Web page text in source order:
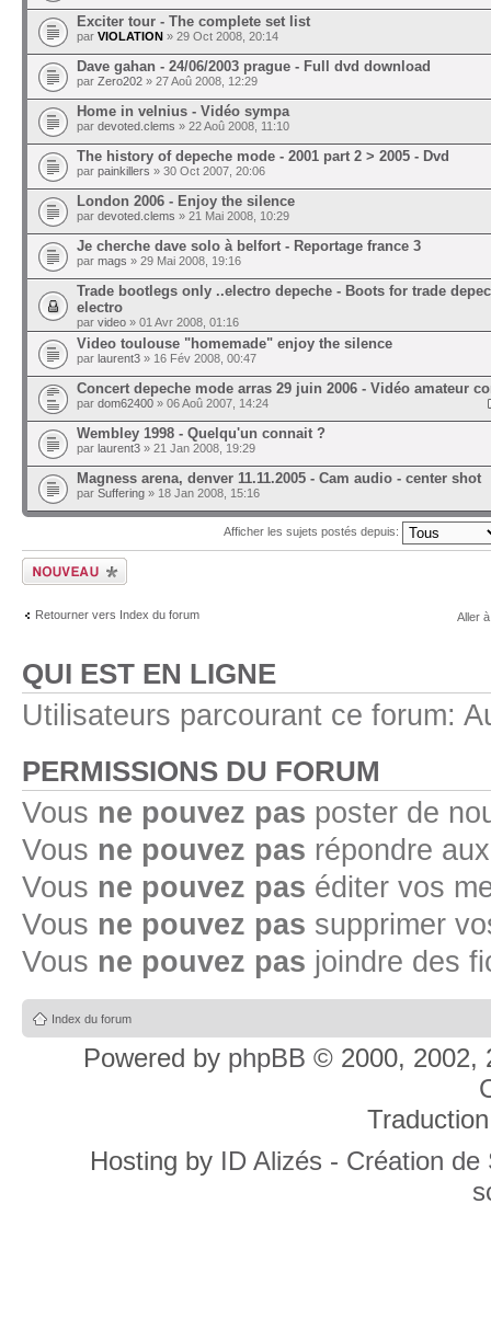
Exciter tour - The complete set list
par VIOLATION » 29 Oct 2008, 20:14
Dave gahan - 24/06/2003 prague - Full dvd download
par Zero202 » 27 Aoû 2008, 12:29
Home in velnius - Vidéo sympa
par devoted.clems » 22 Aoû 2008, 11:10
The history of depeche mode - 2001 part 2 > 2005 - Dvd
par painkillers » 30 Oct 2007, 20:06
London 2006 - Enjoy the silence
par devoted.clems » 21 Mai 2008, 10:29
Je cherche dave solo à belfort - Reportage france 3
par mags » 29 Mai 2008, 19:16
Trade bootlegs only ..electro depeche - Boots for trade
electro
par video » 01 Avr 2008, 01:16
Video toulouse "homemade" enjoy the silence
par laurent3 » 16 Fév 2008, 00:47
Concert depeche mode arras 29 juin 2006 - Vidéo amateur
par dom62400 » 06 Aoû 2007, 14:24
Wembley 1998 - Quelqu'un connait ?
par laurent3 » 21 Jan 2008, 19:29
Magness arena, denver 11.11.2005 - Cam audio - center shot
par Suffering » 18 Jan 2008, 15:16
Afficher les sujets postés depuis:
Ecrire un nouveau
sujet
Retourner vers Index du forum Aller
QUI EST EN LIGNE
Utilisateurs parcourant ce forum:
PERMISSIONS DU FORUM
Vous ne pouvez pas poster de
Vous ne pouvez pas répondre
Vous ne pouvez pas éditer vos
Vous ne pouvez pas supprimer
Vous ne pouvez pas joindre des
Index du forum
Powered by phpBB © 2000, 2002,
Hosting by ID Alizés - Création